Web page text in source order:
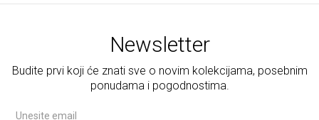
Newsletter
Budite prvi koji će znati sve o novim kolekcijama, posebnim
ponudama i pogodnostima.